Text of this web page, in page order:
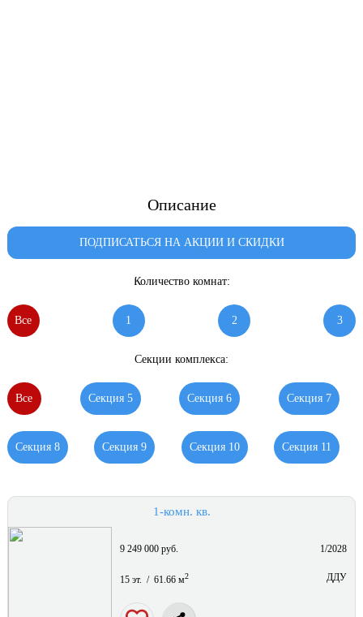
Описание
ПОДПИСАТЬСЯ НА АКЦИИ И СКИДКИ
Количество комнат:
Все 1 2 3
Секции комплекса:
Все Секция 5 Секция 6 Секция 7
Секция 8 Секция 9 Секция 10 Секция 11
1-комн. кв.
9 249 000 руб. 1/2028
15 эт. / 61.66 м2 ДДУ